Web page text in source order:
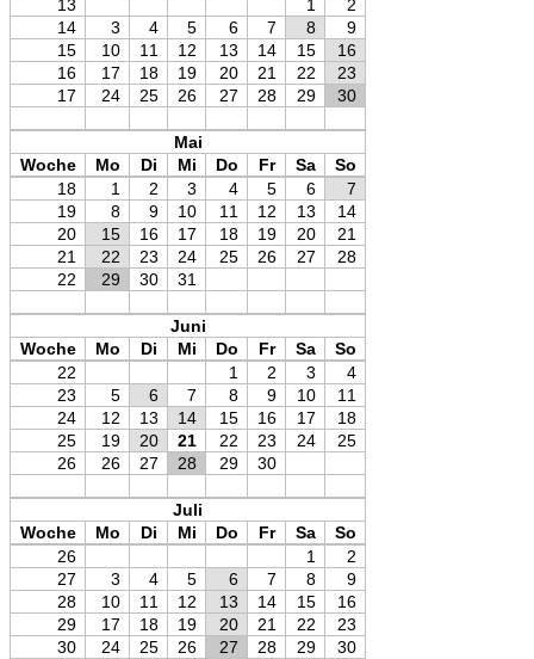
13
1
2
14
3 4 5 6 7 8
9
15
10 11 12 13 14 15
16
16
17 18 19 20 21 22
23
17
24 25 26 27 28 29 30
Mai
Woche
Mo Di Mi Do Fr Sa
So
18
1 2 3 4 5 6
7
19
8 9 10 11 12 13
14
20
15 16 17 18 19 20
21
21
22 23 24 25 26 27
28
22
29 30 31
Juni
Woche
Mo Di Mi Do Fr Sa
So
22
1 2 3
4
23
5 6 7 8 9 10
11
24
12 13 14 15 16 17
18
25
19 20 21 22 23 24
25
26
26 27 28 29 30
Juli
Woche
Mo Di Mi Do Fr Sa
So
26
1
2
27
3 4 5 6 7 8
9
28
10 11 12 13 14 15
16
29
17 18 19 20 21 22
23
30
24 25 26 27 28 29
30